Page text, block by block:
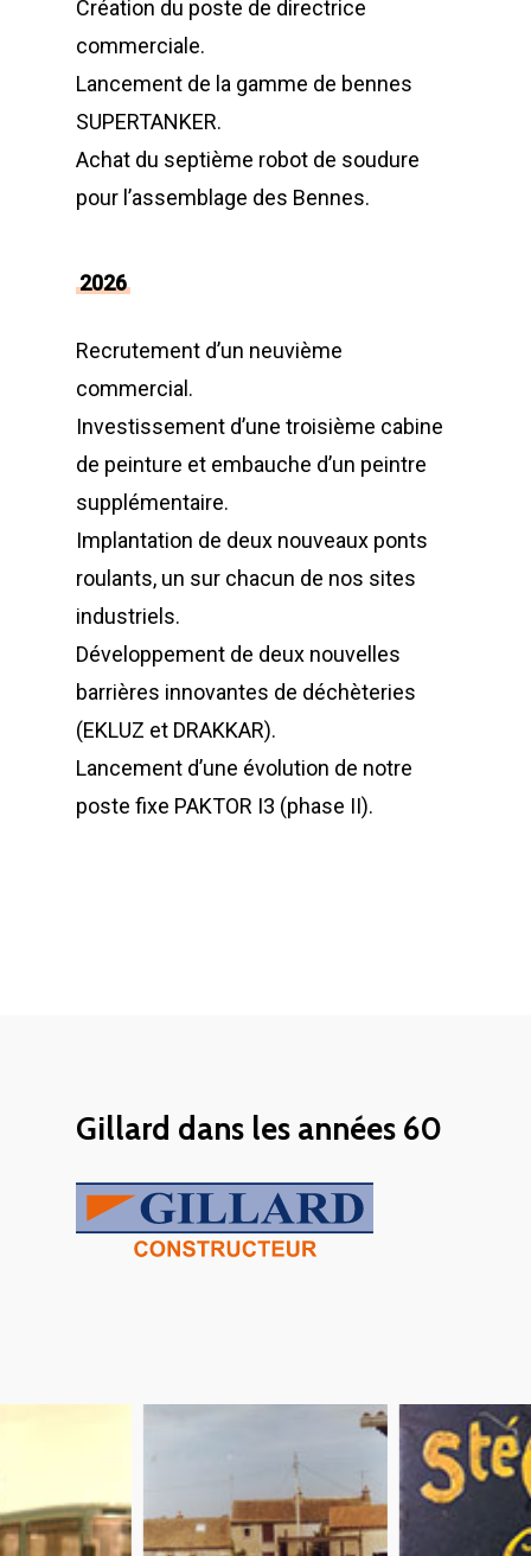
Création du poste de directrice
commerciale.
Lancement de la gamme de bennes
SUPERTANKER.
Achat du septième robot de soudure
pour l’assemblage des Bennes.
2026
Recrutement d’un neuvième
commercial.
Investissement d’une troisième cabine
de peinture et embauche d’un peintre
supplémentaire.
Implantation de deux nouveaux ponts
roulants, un sur chacun de nos sites
industriels.
Développement de deux nouvelles
barrières innovantes de déchèteries
(EKLUZ et DRAKKAR).
Lancement d’une évolution de notre
poste fixe PAKTOR I3 (phase II).
Gillard dans les années 60